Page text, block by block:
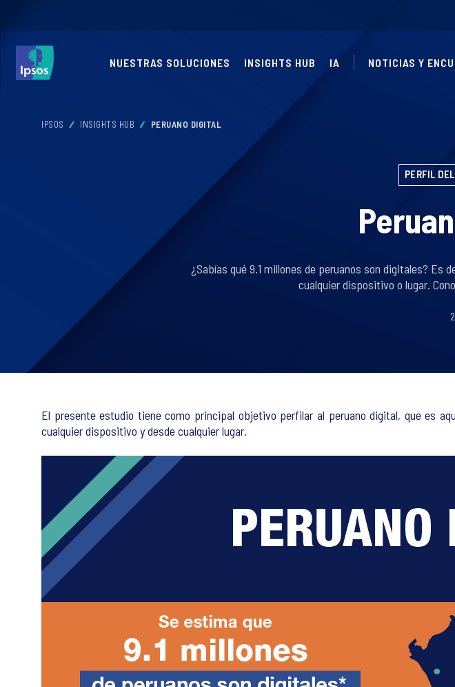
NUESTRAS SOLUCIONES INSIGHTS HUB IA NOTICIAS Y
IPSOS INSIGHTS HUB PERUANO DIGITAL
PERFIL
¿Sabías qué 9.1 millones de peruanos son digitales? Es
cualquier dispositivo o lugar.
El presente estudio tiene como principal objetivo perfilar al peruano digital, que es
cualquier dispositivo y desde cualquier lugar.